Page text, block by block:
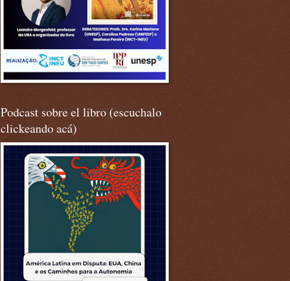
Podcast sobre el libro (escuchalo
clickeando acá)